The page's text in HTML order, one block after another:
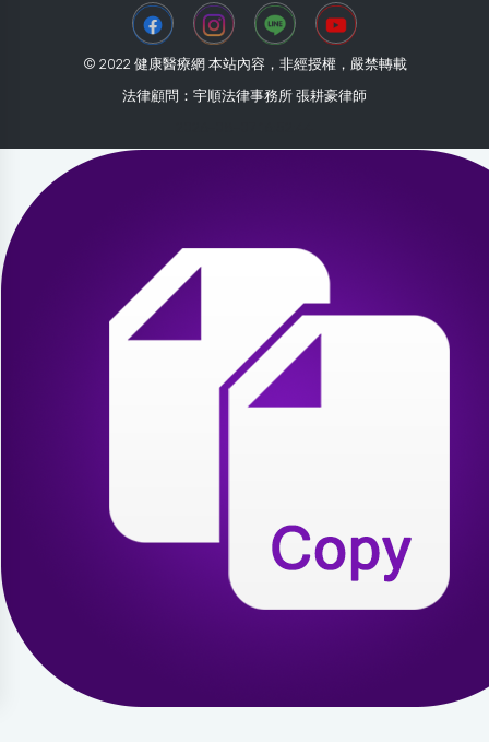
© 2022 健康醫療網 本站內容，非經授權，嚴禁轉載
法律顧問：宇順法律事務所 張耕豪律師